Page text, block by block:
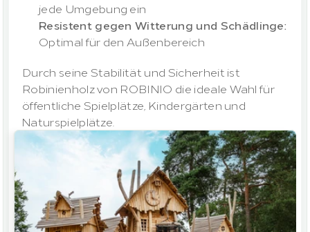
jede Umgebung ein
Resistent gegen Witterung und Schädlinge:
Optimal für den Außenbereich
Durch seine Stabilität und Sicherheit ist
Robinienholz von ROBINIO die ideale Wahl für
öffentliche Spielplätze, Kindergärten und
Naturspielplätze.